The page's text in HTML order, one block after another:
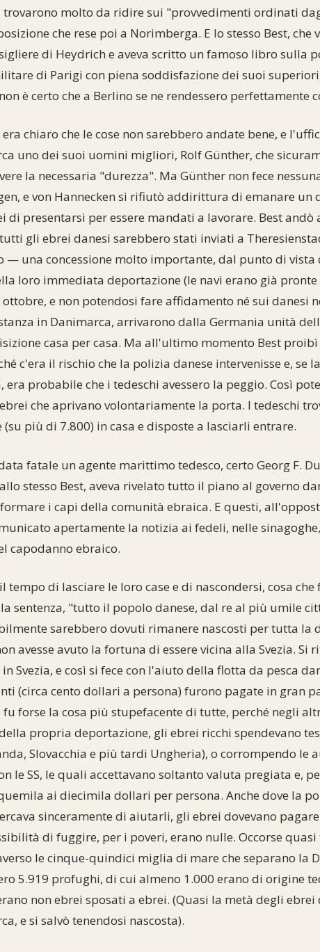
trovarono molto da ridire sui "provvedimenti ordinati
che rese poi a Norimberga. E lo stesso Best, che
di Heydrich e aveva scritto un famoso libro sulla
di Parigi con piena soddisfazione dei suoi
è certo che a Berlino se ne rendessero perfettamente
chiaro che le cose non sarebbero andate bene, e
uno dei suoi uomini migliori, Rolf Günther, che
la necessaria "durezza". Ma Günther non fece
e von Hannecken si rifiutò addirittura di emanare un
di presentarsi per essere mandati a lavorare. Best andò
gli ebrei danesi sarebbero stati inviati a
— una concessione molto importante, dal punto di vista
loro immediata deportazione (le navi erano già
e non potendosi fare affidamento né sui danesi
in Danimarca, arrivarono dalla Germania unità
casa per casa. Ma all'ultimo momento Best
c'era il rischio che la polizia danese intervenisse e, se
era probabile che i tedeschi avessero la peggio. Così
che aprivano volontariamente la porta. I tedeschi
più di 7.800) in casa e disposte a lasciarli entrare.
fatale un agente marittimo tedesco, certo Georg F.
stesso Best, aveva rivelato tutto il piano al governo
i capi della comunità ebraica. E questi,
apertamente la notizia ai fedeli, nelle
capodanno ebraico.
tempo di lasciare le loro case e di nascondersi, cosa
la sentenza, "tutto il popolo danese, dal re al più umile
sarebbero dovuti rimanere nascosti per tutta la
avesse avuto la fortuna di essere vicina alla Svezia. Si
Svezia, e così si fece con l'aiuto della flotta da pesca
(circa cento dollari a persona) furono pagate in gran
forse la cosa più stupefacente di tutte, perché negli
propria deportazione, gli ebrei ricchi spendevano
Slovacchia e più tardi Ungheria), o corrompendo le
le SS, le quali accettavano soltanto valuta pregiata e,
ai diecimila dollari per persona. Anche dove la
sinceramente di aiutarli, gli ebrei dovevano pagare
di fuggire, per i poveri, erano nulle. Occorse
le cinque-quindici miglia di mare che separano la
5.919 profughi, di cui almeno 1.000 erano di origine
non ebrei sposati a ebrei. (Quasi la metà degli
e si salvò tenendosi nascosta).